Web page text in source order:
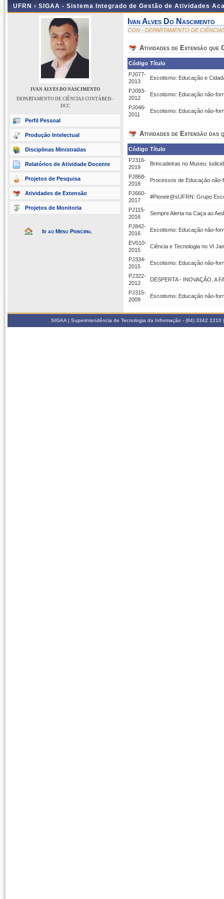
UFRN › SIGAA - Sistema Integrado de Gestão de Atividades
IVAN ALVES DO NASCIMENTO
DEPARTAMENTO DE CIÊNCIAS CONTÁBEIS -
DCC
Perfil Pessoal
Produção Intelectual
Disciplinas Ministradas
Relatórios de Atividade Docente
Projetos de Pesquisa
Atividades de Extensão
Projetos de Monitoria
Ir ao Menu Principal
Ivan Alves Do Nascimento
CON - DEPARTAMENTO DE
Atividades de Extensão que
Código Título
PJ077-
2013
Escotismo: Educação e
PJ093-
2012
Escotismo: Educação não-
PJ046-
2011
Escotismo: Educação não-
Atividades de Extensão das
Código Título
PJ316-
2019
Brincadeiras no Museu:
PJ868-
2018
Processos de Educação
PJ660-
2017
#Pioneir@sUFRN: Grupo
PJ115-
2016
Sempre Alerta na Caça ao
PJ842-
2016
Escotismo: Educação não-
EV010-
2015
Ciência e Tecnologia no VI
PJ334-
2015
Escotismo: Educação não-
PJ322-
2012
DESPERTA - INOVAÇÃO, A
PJ315-
2009
Escotismo: Educação não-
SIGAA | Superintendência de Tecnologia da Informação - (84) 3342